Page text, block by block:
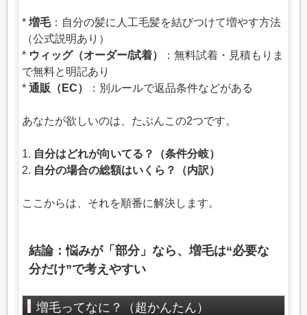
* 増毛：自分の髪に人工毛髪を結びつけて増やす方法
（公式説明あり）
* ウィッグ（オーダー/試着）
：無料試着・見積もりま
で無料と明記あり
* 通販（EC） ：別ルールで返品条件などがある
あなたが欲しいのは、たぶんこの2つです。
1. 自分はどれが向いてる？（条件分岐）
2. 自分の場合の総額はいくら？（内訳）
ここからは、それを順番に解決します。
結論：悩みが「部分」なら、増毛は“必要な
分だけ”で考えやすい
増毛ってなに？（超かんたん）